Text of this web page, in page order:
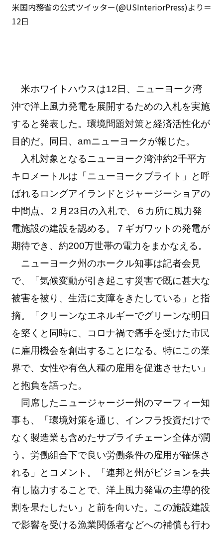
米国内務省の公式ツイッター(@USInteriorPress)より＝
12日
米ホワイトハウスは12日、ニューヨーク湾
沖で洋上風力発電を展開するための入札を実施
すると発表した。環境問題対策と経済活性化が
目的だ。同日、amニューヨークが報じた。
入札対象となるニューヨーク湾沖約2千平方
キロメートルは「ニューヨークブライト」と呼
ばれるロングアイランドとジャージーショアの
中間点。２月23日の入札で、６カ所に風力発
電施設の建設を認める。７ギガワットの発電が
期待でき、約200万世帯の電力をまかなえる。
ニューヨーク州のホークル知事は記者会見
で、「気候変動が引き起こす災害で既に甚大な
被害を被り、生活に支障をきたしている」と指
摘。「クリーンなエネルギーでグリーンな明日
を築くと同時に、コロナ禍で痛手を受けた市民
に雇用機会を創出することになる。特にこの業
界で、女性や有色人種の雇用を促進させたい」
と抱負を語った。
同席したニュージャージー州のマーフィー知
事も、「環境対策を通じ、インフラ投資だけで
なく製造業も含めたサプライチェーン全体が潤
う。労働組合下で良い労働条件の雇用が確保さ
れる」とコメント。「連邦と州がビジョンを共
有し協力することで、洋上風力発電の主導的役
割を果たしたい」と前を向いた。この施設建設
で影響を受ける漁業関係者などへの補償も行わ